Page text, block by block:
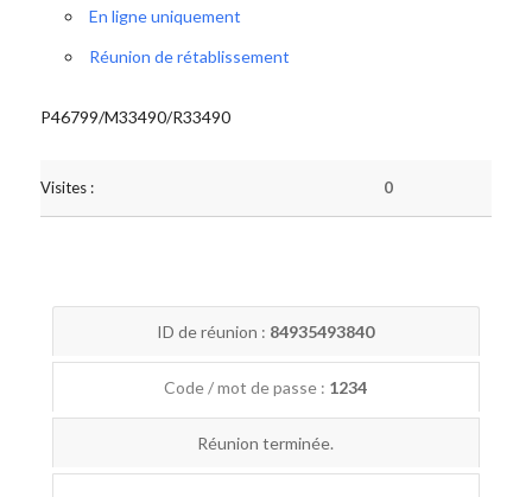
En ligne uniquement
Réunion de rétablissement
P46799/M33490/R33490
Visites : 0
ID de réunion : 84935493840
Code / mot de passe : 1234
Réunion terminée.